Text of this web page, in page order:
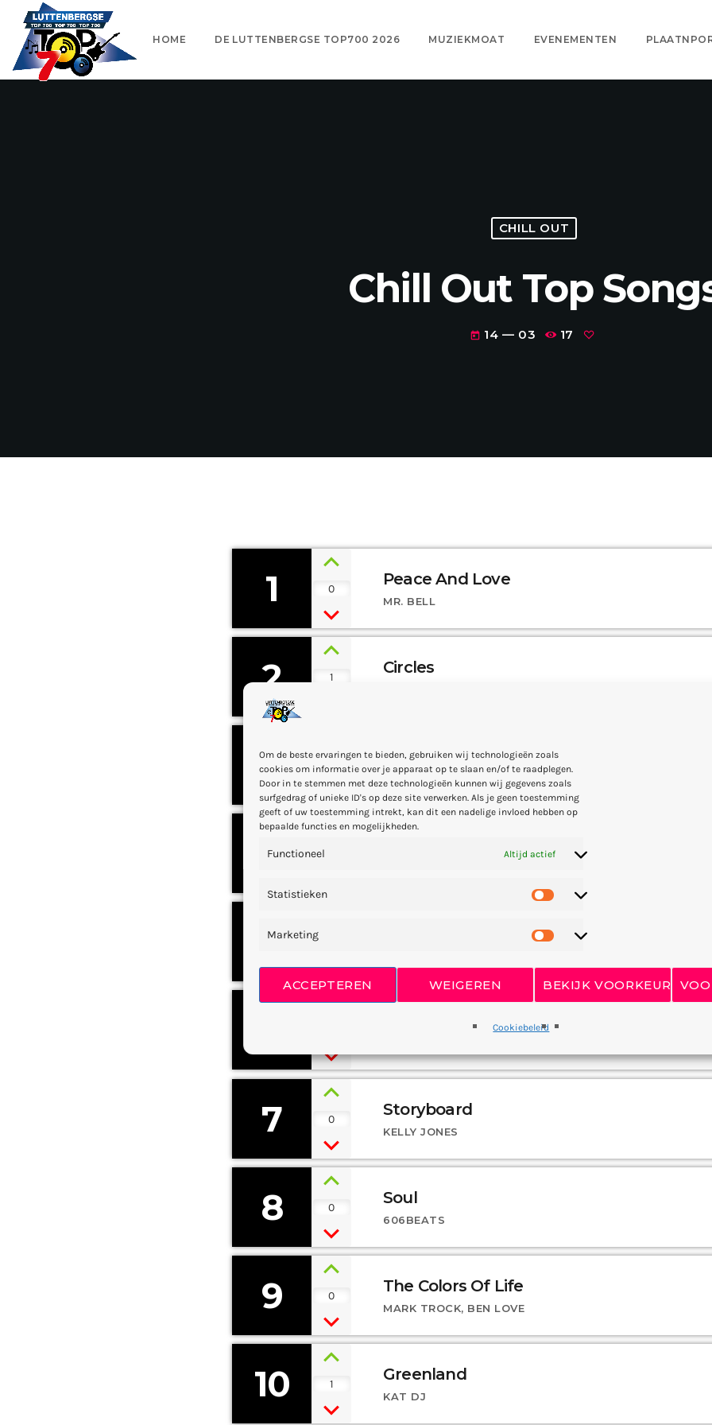
Om de beste ervaringen te bieden, gebruiken wij technologieën zoals
cookies om informatie over je apparaat op te slaan en/of te raadplegen.
Door in te stemmen met deze technologieën kunnen wij gegevens zoals
surfgedrag of unieke ID's op deze site verwerken. Als je geen toestemming
geeft of uw toestemming intrekt, kan dit een nadelige invloed hebben op
bepaalde functies en mogelijkheden.
Functioneel Altijd actief
Statistieken
Marketing
ACCEPTEREN WEIGEREN BEKIJK VOORKEUREN
Cookiebeleid
HOME DE LUTTENBERGSE TOP700 2026 MUZIEKMOAT EVENEMENTEN
CHILL OUT
Chill Out Top
today 14 — 03 17
1 0
Peace And Love
MR. BELL
2 1
Circles
3 0
Yellow Flower
LISA TOMPSON
4
5
Blue Flowers
7 0
Storyboard
KELLY JONES
8 0
Soul
606BEATS
9 0
The Colors Of Life
MARK TROCK, BEN LOVE
10 1
Greenland
KAT DJ